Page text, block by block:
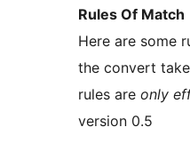
Rules Of Match
Here are some
the convert
rules are only
version 0.5